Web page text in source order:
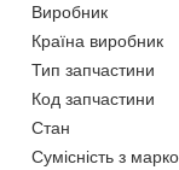
Виробник
Країна виробник
Тип запчастини
Код запчастини
Стан
Сумісність з